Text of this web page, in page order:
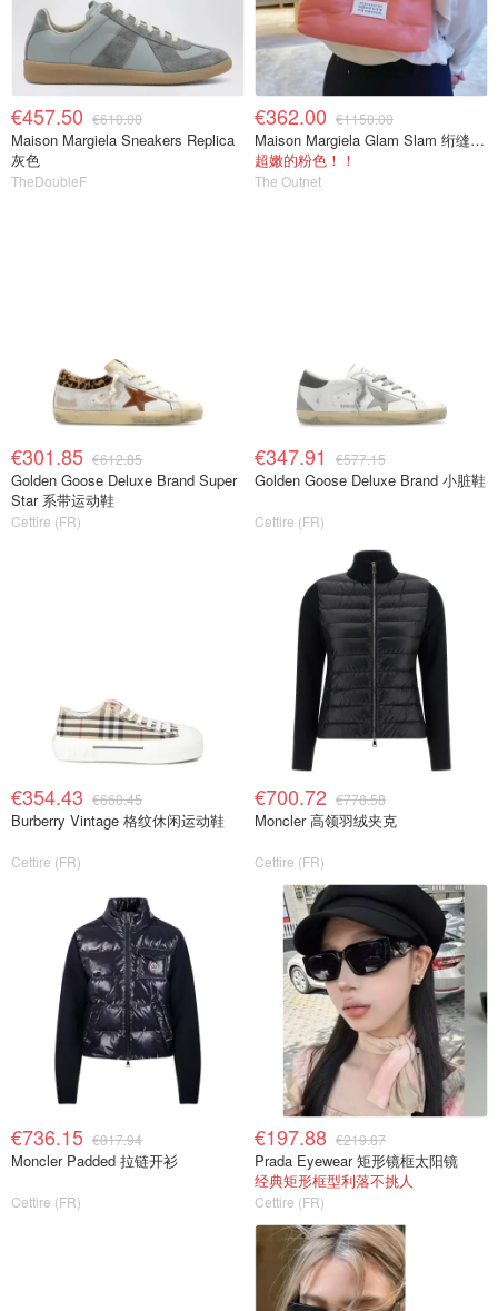
€457.50 €610.00
Maison Margiela Sneakers Replica
灰色
TheDoubleF
€362.00 €1150.00
Maison Margiela Glam Slam 绗缝皮革单肩包 粉色
超嫩的粉色！！
The Outnet
€301.85 €612.85
Golden Goose Deluxe Brand Super
Star 系带运动鞋
Cettire (FR)
€347.91 €577.15
Golden Goose Deluxe Brand 小脏鞋
Cettire (FR)
€354.43 €660.45
Burberry Vintage 格纹休闲运动鞋
Cettire (FR)
€700.72 €778.58
Moncler 高领羽绒夹克
Cettire (FR)
€736.15 €817.94
Moncler Padded 拉链开衫
Cettire (FR)
€197.88 €219.87
Prada Eyewear 矩形镜框太阳镜
经典矩形框型利落不挑人
Cettire (FR)